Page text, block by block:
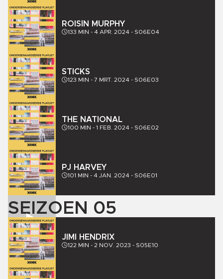
RÓISÍN MURPHY
133 MIN - 4 APR. 2024 - S06E04
STICKS
123 MIN - 7 MRT. 2024 - S06E03
THE NATIONAL
100 MIN - 1 FEB. 2024 - S06E02
PJ HARVEY
101 MIN - 4 JAN. 2024 - S06E01
SEIZOEN 05
JIMI HENDRIX
122 MIN - 2 NOV. 2023 - S05E10